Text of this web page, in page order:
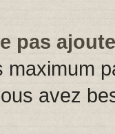
pas
maximum
avez